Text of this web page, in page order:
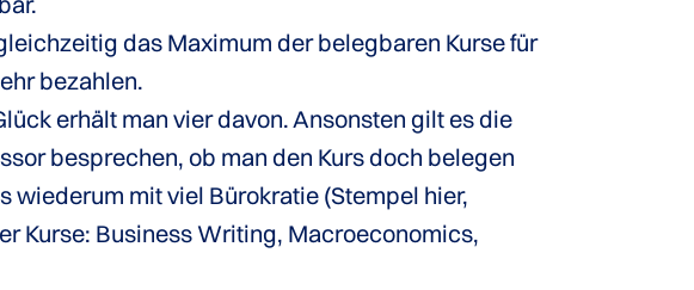
das Maximum der belegbaren Kurse für
bezahlen.
erhält man vier davon. Ansonsten gilt es die
besprechen, ob man den Kurs doch belegen
wiederum mit viel Bürokratie (Stempel hier,
Kurse: Business Writing, Macroeconomics,